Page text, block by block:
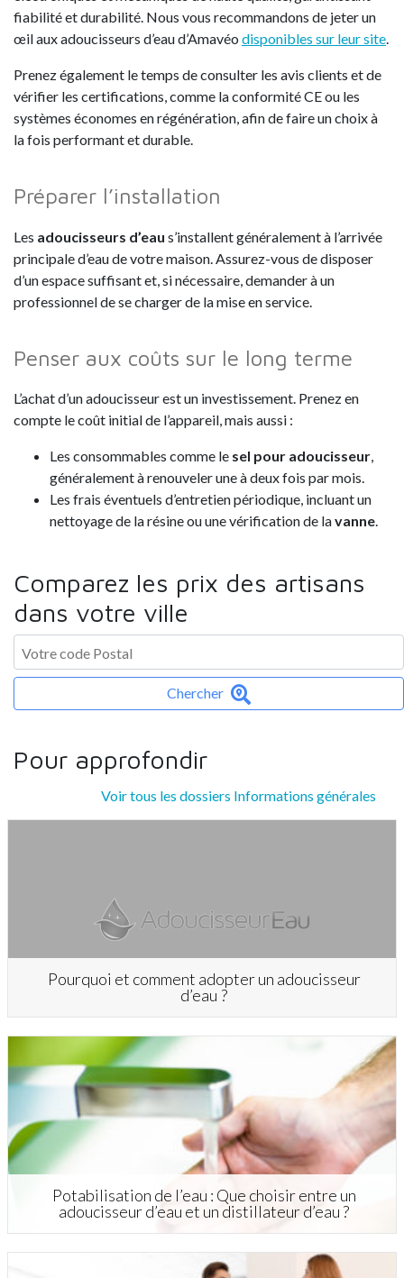
fiabilité et durabilité. Nous vous recommandons de jeter un
œil aux adoucisseurs d’eau d’Amavéo disponibles sur leur site.
Prenez également le temps de consulter les avis clients et de
vérifier les certifications, comme la conformité CE ou les
systèmes économes en régénération, afin de faire un choix à
la fois performant et durable.
Préparer l’installation
Les adoucisseurs d’eau s’installent généralement à l’arrivée
principale d’eau de votre maison. Assurez-vous de disposer
d’un espace suffisant et, si nécessaire, demander à un
professionnel de se charger de la mise en service.
Penser aux coûts sur le long terme
L’achat d’un adoucisseur est un investissement. Prenez en
compte le coût initial de l’appareil, mais aussi :
Les consommables comme le sel pour adoucisseur,
généralement à renouveler une à deux fois par mois.
Les frais éventuels d’entretien périodique, incluant un
nettoyage de la résine ou une vérification de lavanne.
Comparez les prix des artisans
dans votre ville
Chercher
Pour approfondir
Voir tous les dossiers Informations générales
Pourquoi et comment adopter un adoucisseur
d’eau ?
Potabilisation de l’eau : Que choisir entre un
adoucisseur d’eau et un distillateur d’eau ?